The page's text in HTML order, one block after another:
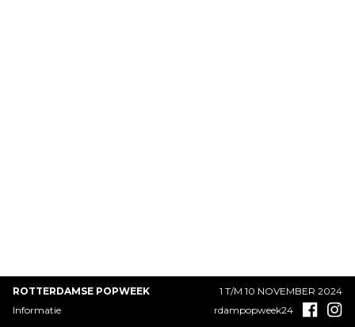
ROTTERDAMSE POPWEEK
1 T/M 10 NOVEMBER 2024
Informatie
rdampopweek24